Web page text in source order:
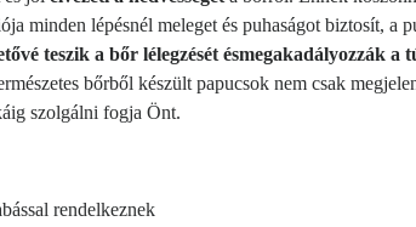
minden lépésnél meleget és puhaságot biztosít,
teszik a bőr lélegzését ésmegakadályozzák a
bőrből készült papucsok nem csak
szolgálni fogja Önt.
rendelkeznek